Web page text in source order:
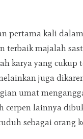
pertama kali dalam
terbaik majalah
karya yang
juga
umat
cerpen lainnya
sebagai orang